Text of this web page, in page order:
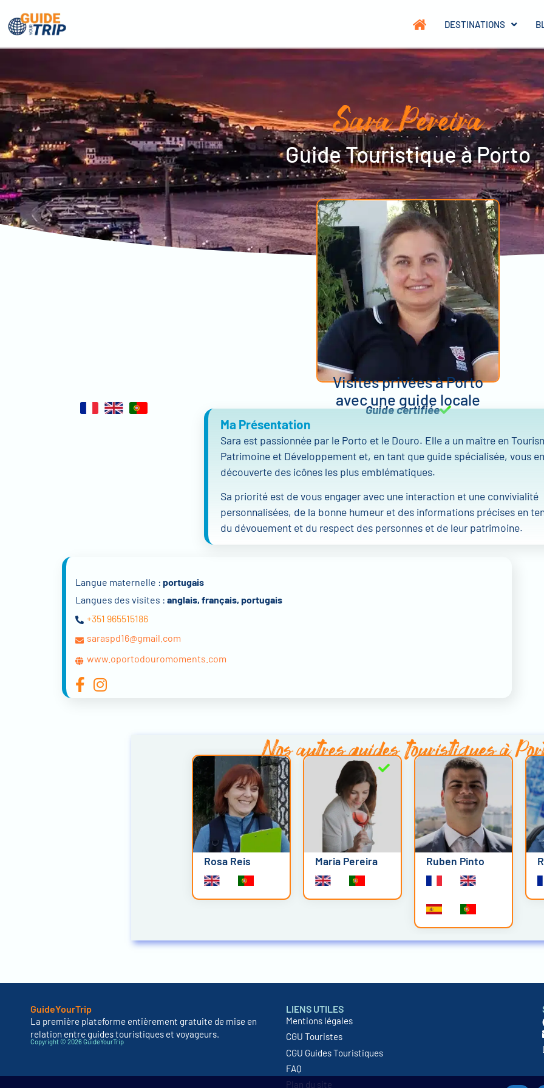
DESTINATIONS
Sara Pereira
Guide Touristique à Porto
Visites privées à Porto
avec une guide locale
Guide certifiée
Ma Présentation
Sara est passionnée par le Porto et le Douro. Elle a un maître en
Patrimoine et Développement et, en tant que guide spécialisée, vous
découverte des icônes les plus emblématiques.
Sa priorité est de vous engager avec une interaction et une convivialité
personnalisées, de la bonne humeur et des informations précises en
du dévouement et du respect des personnes et de leur patrimoine.
Langue maternelle : portugais
Langues des visites : anglais, français, portugais
+351 965515186
saraspd16@gmail.com
www.oportodouromoments.com
Nos autresguides touristiques à
Rosa Reis Maria Pereira Ruben Pinto
GuideYourTrip
La première plateforme entièrement gratuite de mise en
relation entre guides touristiques et voyageurs.
Copyright © 2026 GuideYourTrip
LIENS UTILES
Mentions légales
CGU Touristes
CGU Guides Touristiques
FAQ
Plan du site